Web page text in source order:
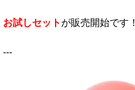
お試しセットが販売開始です！
---